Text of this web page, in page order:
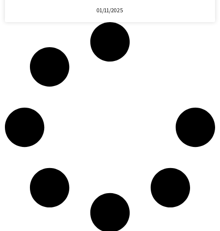
01/11/2025